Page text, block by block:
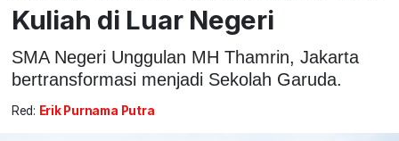
Kuliah di Luar Negeri
SMA Negeri Unggulan MH Thamrin, Jakarta
bertransformasi menjadi Sekolah Garuda.
Red: Erik Purnama Putra